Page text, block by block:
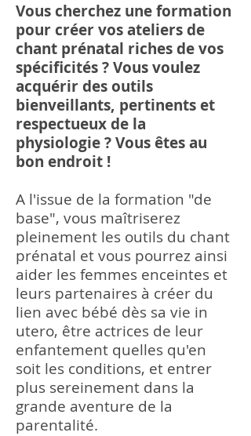
Vous cherchez une formation
pour créer vos ateliers de
chant prénatal riches de vos
spécificités ? Vous voulez
acquérir des outils
bienveillants, pertinents et
respectueux de la
physiologie ? Vous êtes au
bon endroit !
A l'issue de la formation "de
base", vous maîtriserez
pleinement les outils du chant
prénatal et vous pourrez ainsi
aider les femmes enceintes et
leurs partenaires à créer du
lien avec bébé dès sa vie in
utero, être actrices de leur
enfantement quelles qu'en
soit les conditions, et entrer
plus sereinement dans la
grande aventure de la
parentalité.